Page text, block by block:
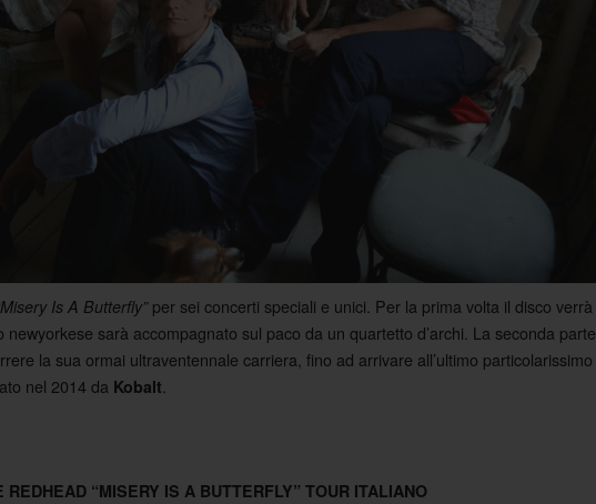
Is A Butterfly”per sei concerti speciali e unici. Per la prima volta il disco verrà
sarà accompagnato sul paco da un quartetto d’archi. La seconda parte
la sua ormai ultraventennale carriera, fino ad arrivare all’ultimo particolarissimo
nel 2014 da Kobalt.
REDHEAD “MISERY IS A BUTTERFLY” TOUR ITALIANO